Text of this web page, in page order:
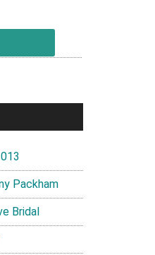
Packham
Bridal